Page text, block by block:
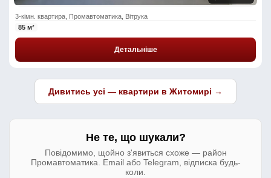
3-кімн. квартира, Промавтоматика, Вітрука
85 м²
Детальніше
Дивитись усі — квартири в Житомирі →
Не те, що шукали?
Повідомимо, щойно з'явиться схоже — район
Промавтоматика. Email або Telegram, відписка будь-
коли.